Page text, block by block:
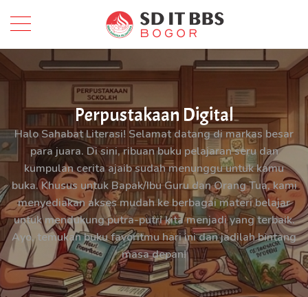
Perpustakaan Digital
Halo Sahabat Literasi! Selamat datang di markas besar
para juara. Di sini, ribuan buku pelajaran seru dan
kumpulan cerita ajaib sudah menunggu untuk kamu
buka. Khusus untuk Bapak/Ibu Guru dan Orang Tua, kami
menyediakan akses mudah ke berbagai materi belajar
untuk mendukung putra-putri kita menjadi yang terbaik.
Ayo, temukan buku favoritmu hari ini dan jadilah bintang
masa depan!